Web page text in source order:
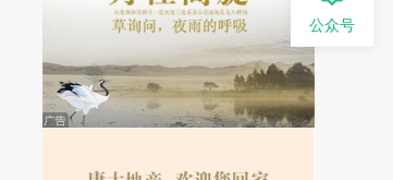
公众号